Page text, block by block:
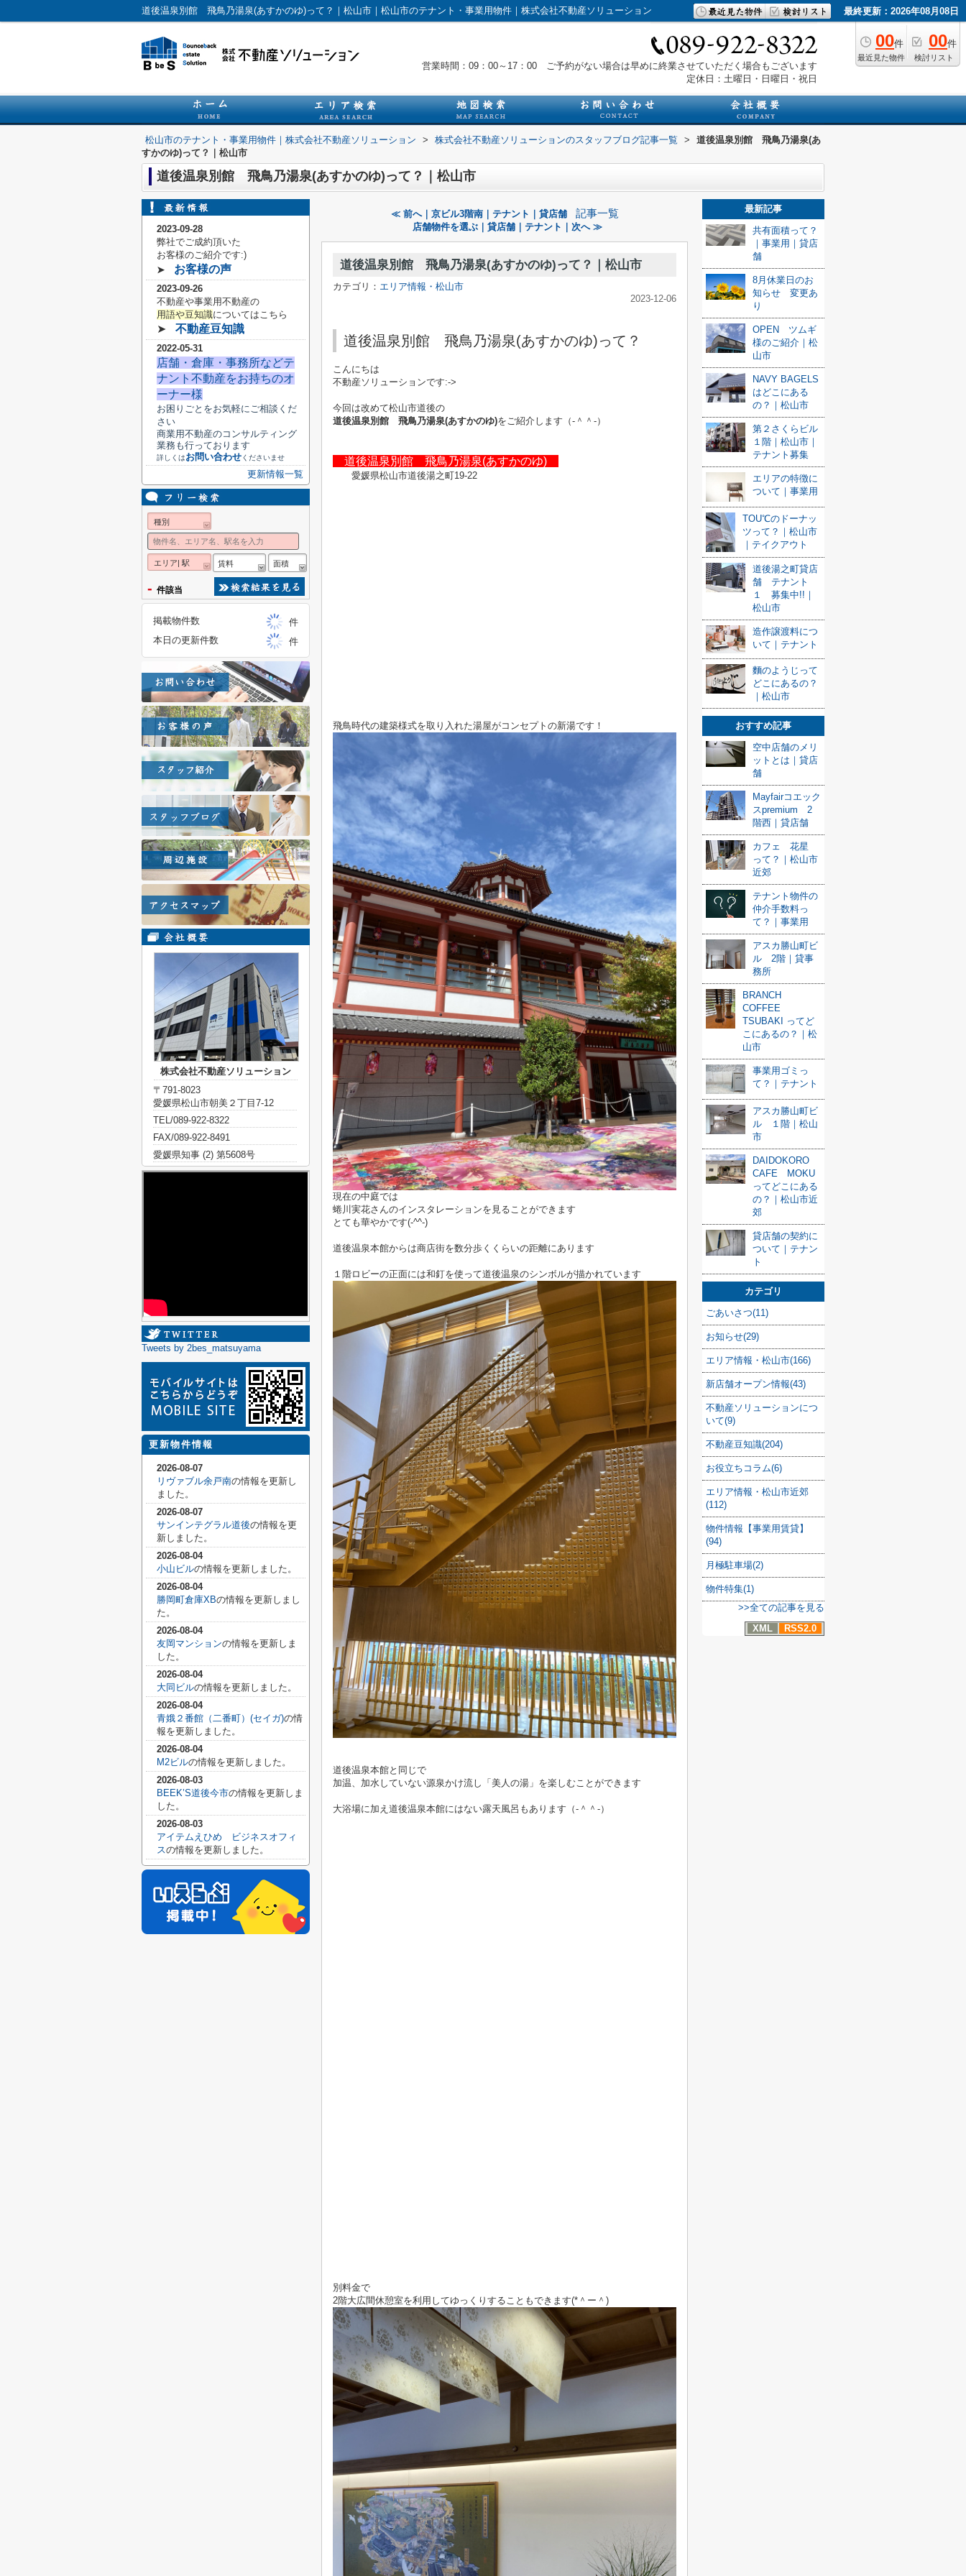
道後温泉別館 飛鳥乃湯泉(あすかのゆ)って？｜松山市｜松山市のテナント・事業用物件｜株式会社不動産ソリューション 最終更新：2026年08月08日
00件
最近見た物件
00件
検討リスト
営業時間：09：00～17：00 ご予約がない場合は早めに終業させていただく場合もございます
定休日：土曜日・日曜日・祝日
松山市のテナント・事業用物件｜株式会社不動産ソリューション > 株式会社不動産ソリューションのスタッフブログ記事一覧 >
道後温泉別館 飛鳥乃湯泉(あ
すかのゆ)って？｜松山市
道後温泉別館 飛鳥乃湯泉(あすかのゆ)って？｜松山市
≪ 前へ｜京ビル3階南｜テナント｜貸店舗 記事一覧
店舗物件を選ぶ｜貸店舗｜テナント｜次へ ≫
道後温泉別館 飛鳥乃湯泉(あすかのゆ)って？｜松山市
カテゴリ： エリア情報・松山市
2023-12-06
道後温泉別館 飛鳥乃湯泉(あすかのゆ)って？
こんにちは
不動産ソリューションです:->
今回は改めて松山市道後の
道後温泉別館 飛鳥乃湯泉(あすかのゆ)をご紹介します（‐＾＾‐）
道後温泉別館 飛鳥乃湯泉(あすかのゆ)
愛媛県松山市道後湯之町19-22
飛鳥時代の建築様式を取り入れた湯屋がコンセプトの新湯です！
現在の中庭では
蜷川実花さんのインスタレーションを見ることができます
とても華やかです(-^^-)
道後温泉本館からは商店街を数分歩くくらいの距離にあります
１階ロビーの正面には和釘を使って道後温泉のシンボルが描かれています
道後温泉本館と同じで
加温、加水していない源泉かけ流し「美人の湯」を楽しむことができます
大浴場に加え道後温泉本館にはない露天風呂もあります（‐＾＾‐）
別料金で
2階大広間休憩室を利用してゆっくりすることもできます(*＾ー＾)
最新記事
共有面積って？
｜事業用｜貸店
舗
8月休業日のお
知らせ 変更あ
り
OPEN ツムギ
様のご紹介｜松
山市
NAVY BAGELS
はどこにある
の？｜松山市
第２さくらビル
１階｜松山市｜
テナント募集
エリアの特徴に
ついて｜事業用
TOU℃のドーナッ
ツって？｜松山市
｜テイクアウト
道後湯之町貸店
舗 テナント
１ 募集中!!｜
松山市
造作譲渡料につ
いて｜テナント
麵のようじって
どこにあるの？
｜松山市
おすすめ記事
空中店舗のメリ
ットとは｜貸店
舗
Mayfairコエック
スpremium 2
階西｜貸店舗
カフェ 花星
って？｜松山市
近郊
テナント物件の
仲介手数料っ
て？｜事業用
アスカ勝山町ビ
ル 2階｜貸事
務所
BRANCH
COFFEE
TSUBAKI ってど
こにあるの？｜松
山市
事業用ゴミっ
て？｜テナント
アスカ勝山町ビ
ル １階｜松山
市
DAIDOKORO
CAFE MOKU
ってどこにある
の？｜松山市近
郊
貸店舗の契約に
ついて｜テナン
ト
カテゴリ
ごあいさつ(11)
お知らせ(29)
エリア情報・松山市(166)
新店舗オープン情報(43)
不動産ソリューションにつ
いて(9)
不動産豆知識(204)
お役立ちコラム(6)
エリア情報・松山市近郊
(112)
物件情報【事業用賃貸】
(94)
月極駐車場(2)
物件特集(1)
>>全ての記事を見る
XML
RSS2.0
2023-09-28
弊社でご成約頂いた
お客様のご紹介です:)
➤
お客様の声
2023-09-26
不動産や事業用不動産の
用語や豆知識についてはこちら
➤ 不動産豆知識
2022-05-31
店舗・倉庫・事務所などテ
ナント不動産をお持ちのオ
ーナー様
お困りごとをお気軽にご相談くだ
さい
商業用不動産のコンサルティング
業務も行っております
詳しくはお問い合わせくださいませ
更新情報一覧
種別
エリア| 駅 賃料 面積
- 件該当
掲載物件数
件
本日の更新件数
件
株式会社不動産ソリューション
〒791-8023
愛媛県松山市朝美２丁目7-12
TEL/089-922-8322
FAX/089-922-8491
愛媛県知事 (2) 第5608号
Tweets by 2bes_matsuyama
更新物件情報
2026-08-07
リヴァブル余戸南の情報を更新し
ました。
2026-08-07
サンインテグラル道後の情報を更
新しました。
2026-08-04
小山ビルの情報を更新しました。
2026-08-04
勝岡町倉庫XBの情報を更新しまし
た。
2026-08-04
友岡マンションの情報を更新しま
した。
2026-08-04
大同ビルの情報を更新しました。
2026-08-04
青娥２番館（二番町）(セイガ)の情
報を更新しました。
2026-08-04
M2ビルの情報を更新しました。
2026-08-03
BEEK’S道後今市の情報を更新しま
した。
2026-08-03
アイテムえひめ ビジネスオフィ
スの情報を更新しました。